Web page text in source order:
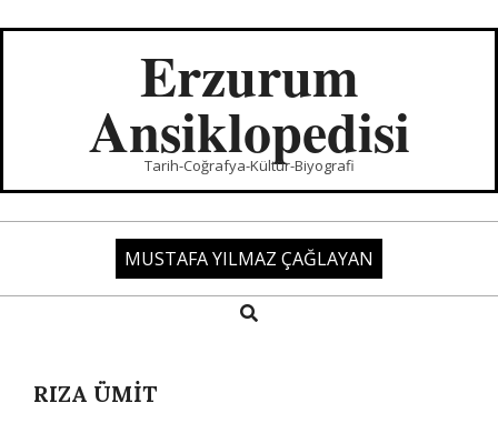
Erzurum
Ansiklopedisi
Tarih-Coğrafya-Kültür-Biyografi
MUSTAFA YILMAZ ÇAĞLAYAN
Search
RIZA ÜMİT